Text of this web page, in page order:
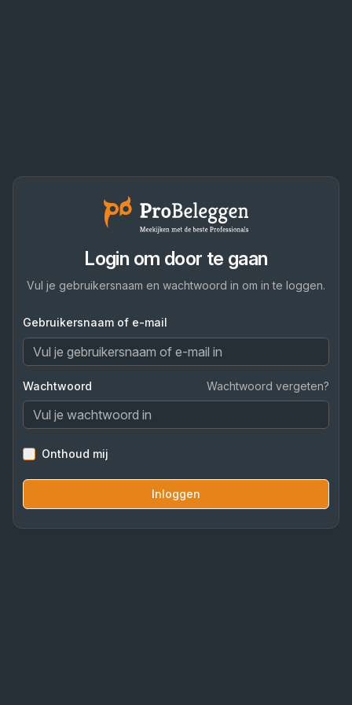
Login om door te gaan
Vul je gebruikersnaam en wachtwoord in om in te loggen.
Gebruikersnaam of e-mail
Wachtwoord Wachtwoord vergeten?
Onthoud mij
Inloggen